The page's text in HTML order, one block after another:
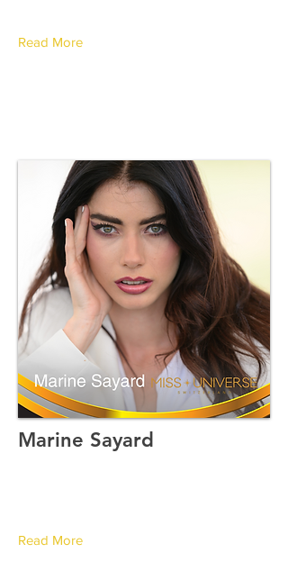
Read More
Marine Sayard
Read More